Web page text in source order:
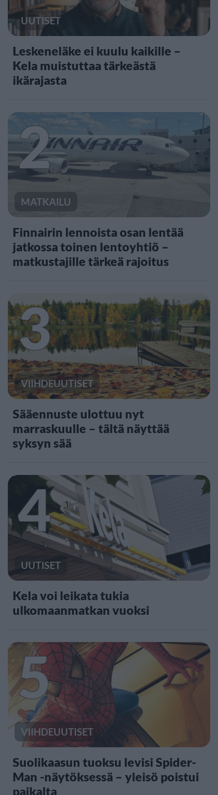
UUTISET
Leskeneläke ei kuulu kaikille –
Kela muistuttaa tärkeästä
ikärajasta
2
MATKAILU
Finnairin lennoista osan lentää
jatkossa toinen lentoyhtiö –
matkustajille tärkeä rajoitus
3
VIIHDEUUTISET
Sääennuste ulottuu nyt
marraskuulle – tältä näyttää
syksyn sää
4
UUTISET
Kela voi leikata tukia
ulkomaanmatkan vuoksi
5
VIIHDEUUTISET
Suolikaasun tuoksu levisi Spider-
Man -näytöksessä – yleisö poistui
paikalta